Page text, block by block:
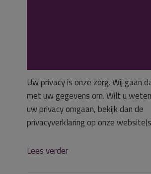
Uw privacy is onze zorg. Wij gaan
met uw gegevens om. Wilt u
uw privacy omgaan, bekijk dan de
privacyverklaring op onze
Lees verder